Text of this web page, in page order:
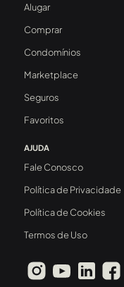
Alugar
Comprar
Condomínios
Marketplace
Seguros
Favoritos
AJUDA
Fale Conosco
Política de Privacidade
Política de Cookies
Termos de Uso